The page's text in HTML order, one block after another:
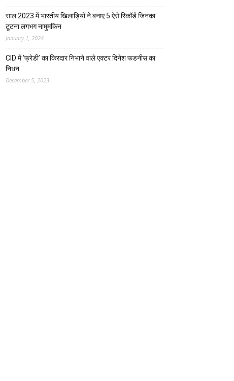
साल 2023 में भारतीय खिलाड़ियों ने बनाए 5 ऐसे रिकॉर्ड जिनका
टूटना लगभग नामुमकिन
January 1, 2024
CID में ‘फ्रेडी’ का किरदार निभाने वाले एक्टर दिनेश फडनीस का
निधन
December 5, 2023